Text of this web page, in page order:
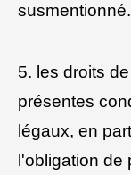
susmentionné.
5. les droits
présentes
légaux, en
l'obligation de